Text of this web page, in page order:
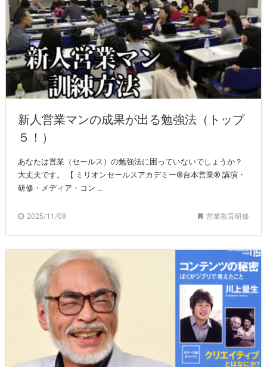
新人営業マンの成果が出る勉強法（トップ
５！）
あなたは営業（セールス）の勉強法に困っていないでしょうか？
大丈夫です。 【 ミリオンセールスアカデミー®︎台本営業®︎ 講演・
研修・メディア・コン ...
2025/11/08 営業教育研修